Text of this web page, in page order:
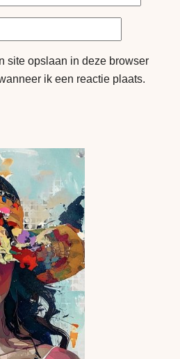
site opslaan in deze browser
ik een reactie plaats.